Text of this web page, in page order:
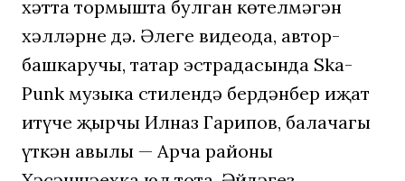
хәтта тормышта булган көтелмәгән
хәлләрне дә. Әлеге видеода, автор-
башкаручы, татар эстрадасында Ska-
Punk музыка стилендә бердәнбер иҗат
итүче җырчы Илназ Гарипов, балачагы
үткән авылы — Арча районы